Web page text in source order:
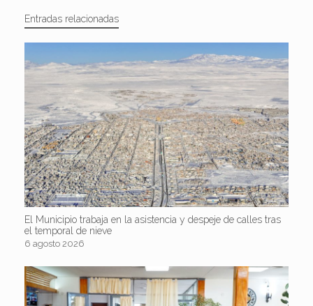
Entradas relacionadas
El Municipio trabaja en la asistencia y despeje de calles tras
el temporal de nieve
6 agosto 2026